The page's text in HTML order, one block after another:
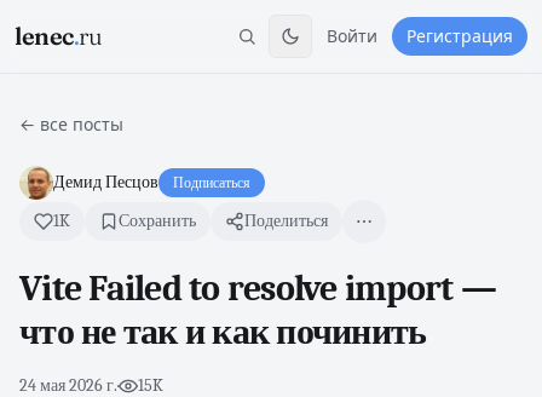
lenec.ru Войти Регистрация
← все посты
Демид Песцов Подписаться
1K Сохранить Поделиться
Vite Failed to resolve import —
что не так и как починить
24 мая 2026 г.· 15K